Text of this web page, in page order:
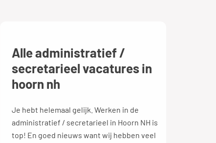
Alle administratief /
secretarieel vacatures in
hoorn nh
Je hebt helemaal gelijk. Werken in de
administratief / secretarieel in Hoorn NH is
top! En goed nieuws want wij hebben veel